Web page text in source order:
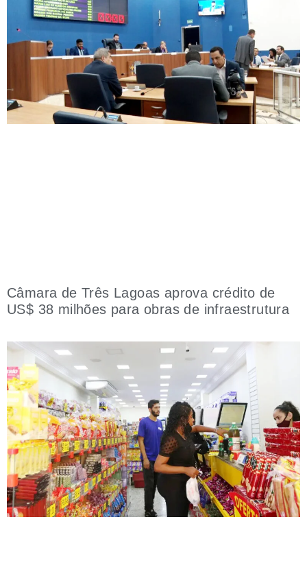
Câmara de Três Lagoas aprova crédito de
US$ 38 milhões para obras de infraestrutura